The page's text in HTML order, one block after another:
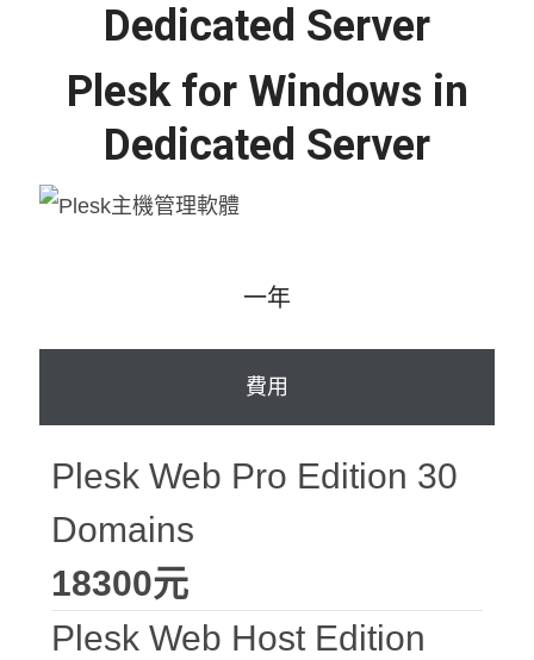
Dedicated Server
Plesk for Windows in
Dedicated Server
一年
費用
Plesk Web Pro Edition 30
Domains
18300元
Plesk Web Host Edition